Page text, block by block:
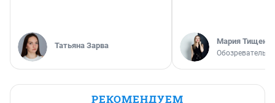
Татьяна Зарва Мария Тищенко
Обозреватель
РЕКОМЕНДУЕМ